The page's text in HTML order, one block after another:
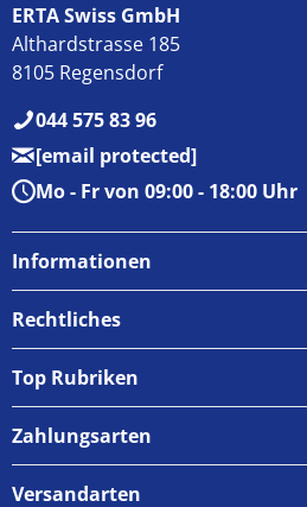
ERTA Swiss GmbH
Althardstrasse 185
8105 Regensdorf
044 575 83 96
[email protected]
Mo - Fr von 09:00 - 18:00 Uhr
Informationen
Über uns
Zahlungsarten
Versand & Abholung
Newsletter
Rechtliches
AGB
Widerrufsrecht
Top Rubriken
Zahlungsarten
Versandarten